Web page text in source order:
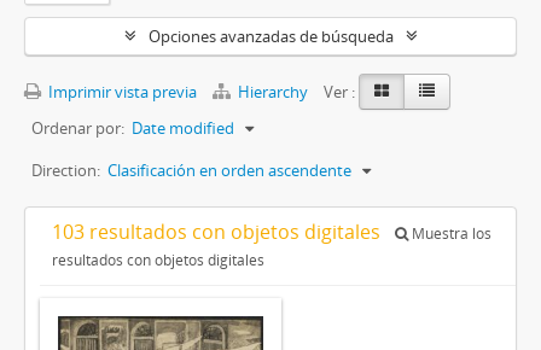
Opciones avanzadas de búsqueda
Imprimir vista previa Hierarchy
Ver :
Ordenar por: Date modified
Direction: Clasificación en orden ascendente
103 resultados con objetos digitales
Muestra los
resultados con objetos digitales